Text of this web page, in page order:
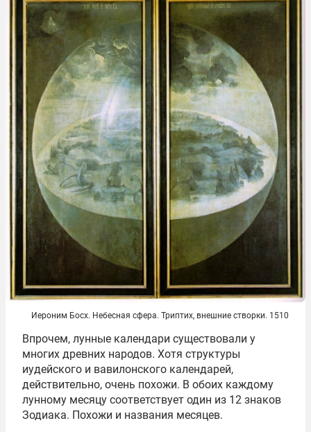
Иероним Босх. Небесная сфера. Триптих, внешние створки. 1510
Впрочем, лунные календари существовали у
многих древних народов. Хотя структуры
иудейского и вавилонского календарей,
действительно, очень похожи. В обоих каждому
лунному месяцу соответствует один из 12 знаков
Зодиака. Похожи и названия месяцев.